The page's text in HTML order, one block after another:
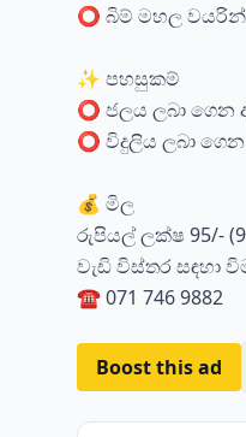
⭕ බිම් මහල
✨ පහසුකම්
⭕ ජලය ලබා ගෙන
⭕ විදුලිය ලබා
💰 මිල
රුපියල් ලක්ෂ 95/-
වැඩි විස්තර සඳහා
☎️ 071 746 9882
Boost this ad